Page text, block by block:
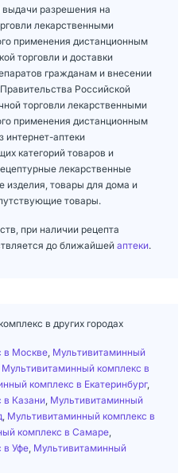
разрешения на
лекарственными
применения дистанционным
торговли и доставки
гражданам и внесении
Российской
торговли лекарственными
применения дистанционным
интернет-аптеки
категорий товаров и
лекарственные
товары для дома и
товары.
при наличии рецепта
до ближайшей аптеки.
в других городах
в Москве Мультивитаминный
Мультивитаминный комплекс в
комплекс в Екатеринбург,
Казани Мультивитаминный
Мультивитаминный комплекс в
комплекс в Самаре
в Уфе Мультивитаминный